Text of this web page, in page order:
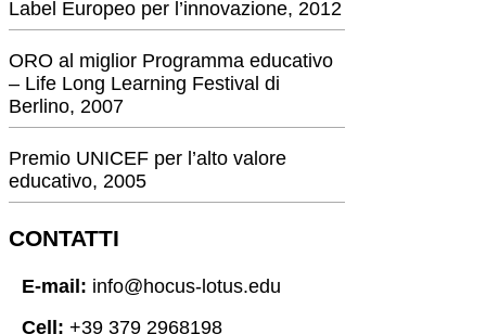
Label Europeo per l’innovazione, 2012
ORO al miglior Programma educativo
– Life Long Learning Festival di
Berlino, 2007
Premio UNICEF per l’alto valore
educativo, 2005
CONTATTI
E-mail: info@hocus-lotus.edu
Cell: +39 379 2968198